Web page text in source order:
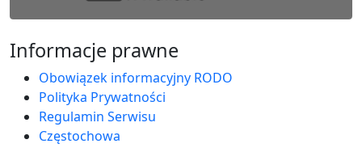
Informacje prawne
Obowiązek informacyjny RODO
Polityka Prywatności
Regulamin Serwisu
Częstochowa